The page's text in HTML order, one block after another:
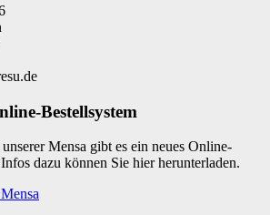
Bestellsystem
Mensa gibt es ein neues Online-
dazu können Sie hier herunterladen.